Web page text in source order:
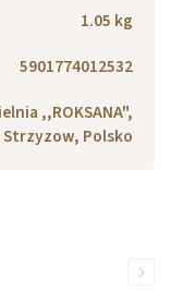
1.05 kg
5901774012532
,,ROKSANA",
Polsko
Next